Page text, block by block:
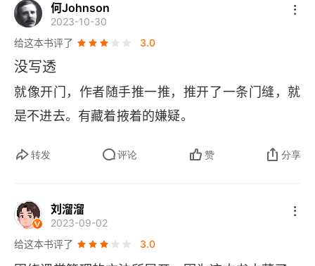
何Johnson
2023-10-30
给这本书评了
3.0
没写透
就像开门，作者随手推一推，推开了一条门缝，就
是不进去。有藏着掖着的嫌疑。
转发 评论 赞 分享
刘溜溜
2023-09-02
给这本书评了
3.0